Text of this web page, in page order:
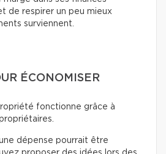
de respirer un peu mieux
surviennent.
ÉCONOMISER
fonctionne grâce à
dépense pourrait être